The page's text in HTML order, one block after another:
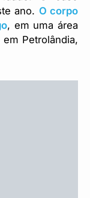
ano. O corpo
, em uma área
Petrolândia,